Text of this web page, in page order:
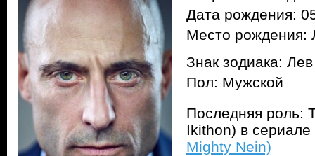
Дата рождения:
Место рождения:
Знак зодиака: Лев
Пол: Мужской
Последняя роль:
Ikithon) в сериале
Mighty Nein)